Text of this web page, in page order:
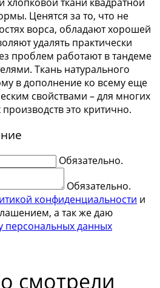
Ценятся за то, что не
ворса, обладают хорошей
удалять практически
проблем работают в тандеме
Ткань натурального
в дополнение ко всему еще
свойствами – для многих
это критично.
Обязательно.
Обязательно.
конфиденциальности и
а так же даю
персональных данных
смотрели